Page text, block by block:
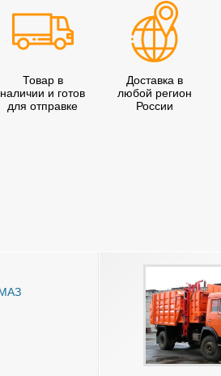
Товар в
наличии и готов
для отправке
Доставка в
любой регион
России